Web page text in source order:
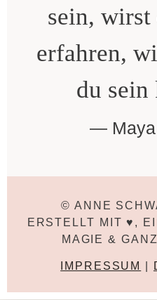
sein, wirst
erfahren,
du sein
© ANNE
ERSTELLT MIT ♥,
MAGIE &
IMPRESSUM